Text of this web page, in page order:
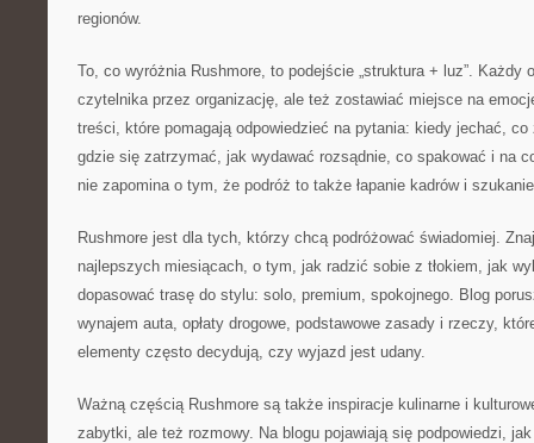
regionów.
To, co wyróżnia Rushmore, to podejście „struktura + luz”. Każdy
czytelnika przez organizację, ale też zostawiać miejsce na
treści, które pomagają odpowiedzieć na pytania: kiedy jechać,
gdzie się zatrzymać, jak wydawać rozsądnie, co spakować i na
nie zapomina o tym, że podróż to także łapanie kadrów i
Rushmore jest dla tych, którzy chcą podróżować świadomiej.
najlepszych miesiącach, o tym, jak radzić sobie z tłokiem, jak
dopasować trasę do stylu: solo, premium, spokojnego. Blog
wynajem auta, opłaty drogowe, podstawowe zasady i rzeczy,
elementy często decydują, czy wyjazd jest udany.
Ważną częścią Rushmore są także inspiracje kulinarne i
zabytki, ale też rozmowy. Na blogu pojawiają się podpowiedzi,